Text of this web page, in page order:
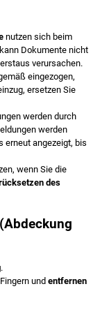
nutzen sich beim
Dokumente nicht
verursachen.
eingezogen,
ersetzen Sie
werden durch
werden
erneut angezeigt, bis
wenn Sie die
des
.
undentfernen